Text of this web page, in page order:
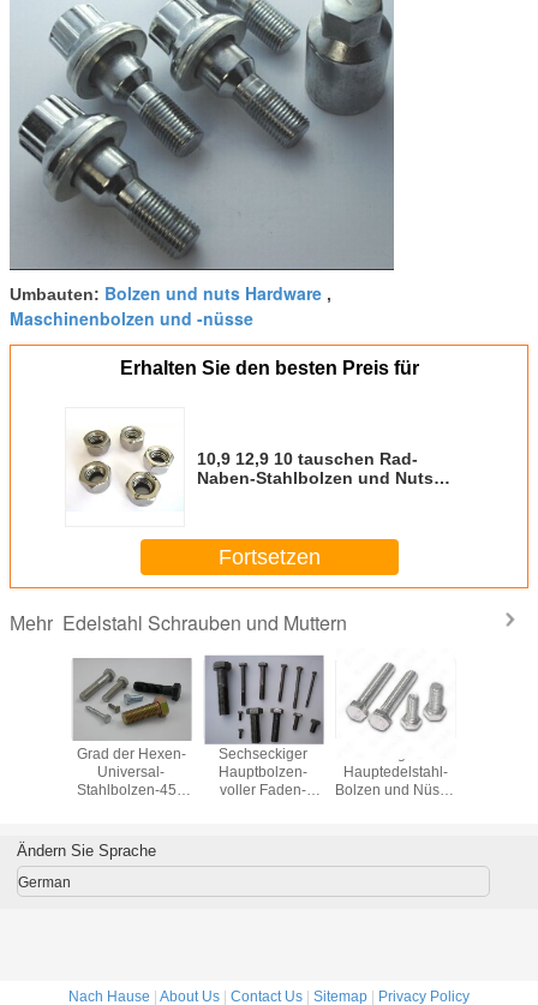
Umbauten: Bolzen und nuts Hardware ,
Maschinenbolzen und -nüsse
Erhalten Sie den besten Preis für
10,9 12,9 10 tauschen Rad-
Naben-Stahlbolzen und Nuts
Fortsetzen
Mehr Edelstahl Schrauben und Muttern
Grad der Hexen-
Universal-
Stahlbolzen-45#
Seat-Rad
Sechseckiger
Hauptbolzen-
voller Faden-
Hauptedelstahl-
Bolzen und Nüsse
Hexen-
Ändern Sie Sprache
German
Nach Hause About Us Contact Us Sitemap Privacy Policy